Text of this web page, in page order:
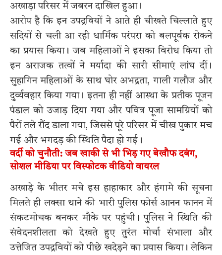
अखाड़ा परिसर में जबरन दाखिल हुआ।
आरोप है कि इन उपद्रवियों ने आते ही चीखते चिल्लाते हुए
सदियों से चली आ रही धार्मिक परंपरा को बलपूर्वक रोकने
का प्रयास किया। जब महिलाओं ने इसका विरोध किया तो
इन अराजक तत्वों ने मर्यादा की सारी सीमाएं लांघ दीं।
सुहागिन महिलाओं के साथ घोर अभद्रता, गाली गलौज और
दुर्व्यवहार किया गया। इतना ही नहीं आस्था के प्रतीक पूजन
पंडाल को उजाड़ दिया गया और पवित्र पूजा सामग्रियों को
पैरों तले रौंद डाला गया, जिससे पूरे परिसर में चीख पुकार मच
गई और भगदड़ की स्थिति पैदा हो गई।
वर्दी को चुनौती: जब खाकी से भी भिड़ गए बेखौफ दबंग,
सोशल मीडिया पर विस्फोटक वीडियो वायरल
अखाड़े के भीतर मचे इस हाहाकार और हंगामे की सूचना
मिलते ही लक्सा थाने की भारी पुलिस फोर्स आनन फानन में
संकटमोचक बनकर मौके पर पहुंची। पुलिस ने स्थिति की
संवेदनशीलता को देखते हुए तुरंत मोर्चा संभाला और
उत्तेजित उपद्रवियों को पीछे खदेड़ने का प्रयास किया। लेकिन